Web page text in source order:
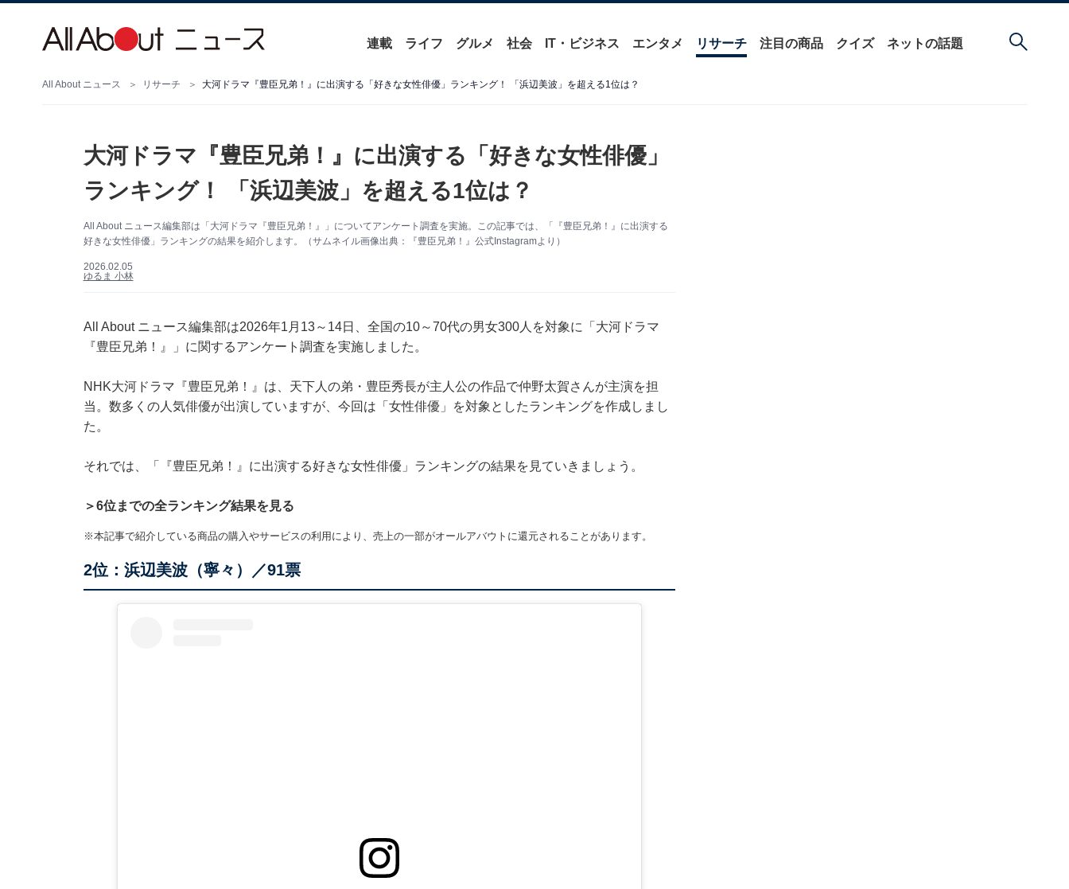
連載 ライフ グルメ 社会 IT・ビジネス エンタメ リサーチ 注目の商品 クイズ ネットの話題
All About ニュース リサーチ 大河ドラマ『豊臣兄弟！』に出演する「好きな女性俳優」ランキング！ 「浜辺美波」を超える1位は？
大河ドラマ『豊臣兄弟！』に出演する「好きな女性俳優」
ランキング！ 「浜辺美波」を超える1位は？
All About ニュース編集部は「大河ドラマ『豊臣兄弟！』」についてアンケート調査を実施。この記事では、「『豊臣兄弟！』に出演する
好きな女性俳優」ランキングの結果を紹介します。（サムネイル画像出典：『豊臣兄弟！』公式Instagramより）
2026.02.05
ゆるま 小林
All About ニュース編集部は2026年1月13～14日、全国の10～70代の男女300人を対象に「大河ドラマ
『豊臣兄弟！』」に関するアンケート調査を実施しました。
NHK大河ドラマ『豊臣兄弟！』は、天下人の弟・豊臣秀長が主人公の作品で仲野太賀さんが主演を担
当。数多くの人気俳優が出演していますが、今回は「女性俳優」を対象としたランキングを作成しまし
た。
それでは、「『豊臣兄弟！』に出演する好きな女性俳優」ランキングの結果を見ていきましょう。
＞6位までの全ランキング結果を見る
※本記事で紹介している商品の購入やサービスの利用により、売上の一部がオールアバウトに還元されることがあります。
2位：浜辺美波（寧々）／91票